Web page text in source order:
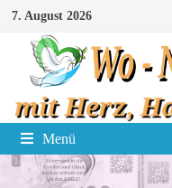
Zum
Inhalt
springen
7. August 2026
Menü